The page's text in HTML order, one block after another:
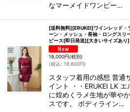
なマーメイドワンピー…
[送料無料][ERUKEI]ワインレッド・
ーン・メッシュ・長袖・ロングスリ
ピース[即日発送][大きいサイズあり]
18,000円(税別)
(税込 : 19,800円)
スタッフ着用の感想 普通
イント ・・ERUKEI LK
に煌めくラメ生地が華や
スです。 ボディライン…